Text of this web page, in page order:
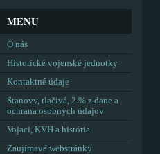
MENU
O nás
Historické vojenské jednotky
Kontaktné údaje
Stanovy, tlačivá, 2 % z dane a
ochrana osobných údajov
Vojaci, KVH a história
Zaujímavé webstránky